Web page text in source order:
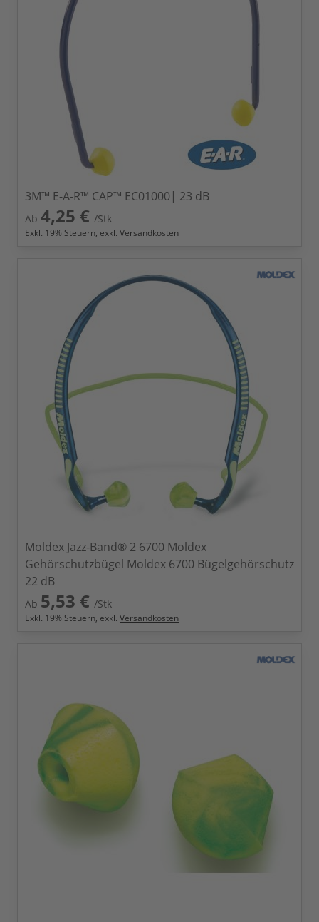
3M™ E-A-R™ CAP™ EC01000| 23 dB
Ab 4,25 € /Stk
Exkl. 19% Steuern, exkl. Versandkosten
Moldex Jazz-Band® 2 6700 Moldex
Gehörschutzbügel Moldex 6700 Bügelgehörschutz
22 dB
Ab 5,53 € /Stk
Exkl. 19% Steuern, exkl. Versandkosten